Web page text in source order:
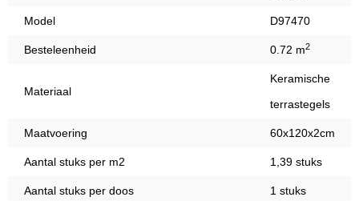
Model D97470
Besteleenheid 0.72 m2
Materiaal
Keramische
terrastegels
Maatvoering 60x120x2cm
Aantal stuks per m2 1,39 stuks
Aantal stuks per doos 1 stuks